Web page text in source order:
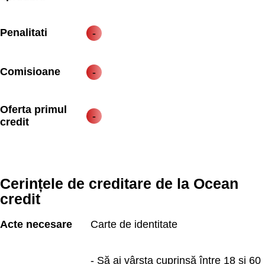
Penalitati
Comisioane
Oferta primul
credit
Cerințele de creditare de la Ocean
credit
Acte necesare Carte de identitate
- Să ai vârsta cuprinsă între 18 și 60